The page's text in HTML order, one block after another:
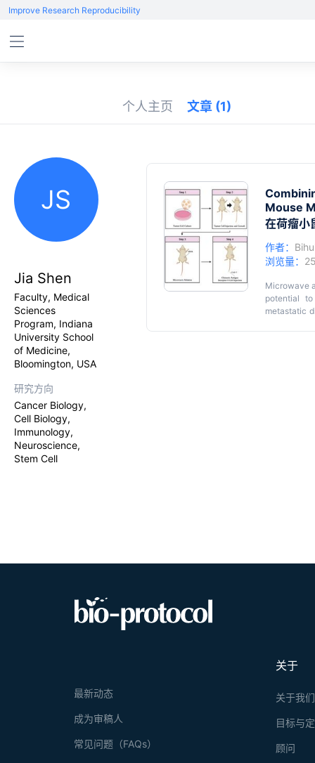
Improve Research Reproducibility
个人主页 文章 (1)
JS
Jia Shen
Faculty, Medical
Sciences
Program, Indiana
University School
of Medicine,
Bloomington, USA
研究方向
Cancer Biology,
Cell Biology,
Immunology,
Neuroscience,
Stem Cell
Mouse
在荷瘤小
作者：
浏览量：
Microwave
potential
metastatic
关于
关于我们
目标与
顾问
最新动态
成为审稿人
常见问题（FAQs）